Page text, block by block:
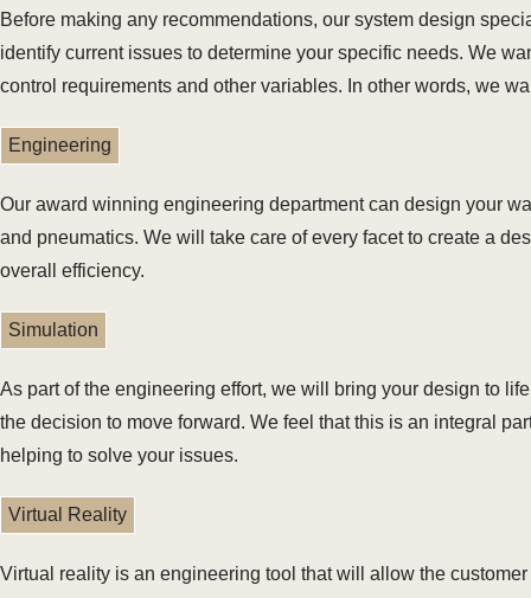
Before making any recommendations, our system design
identify current issues to determine your specific needs. We
control requirements and other variables. In other words, we
Engineering
Our award winning engineering department can design your
and pneumatics. We will take care of every facet to create a
overall efficiency.
Simulation
As part of the engineering effort, we will bring your design to
the decision to move forward. We feel that this is an integral
helping to solve your issues.
Virtual Reality
Virtual reality is an engineering tool that will allow the